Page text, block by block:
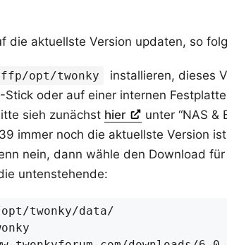
die aktuellste Version updaten, so
opt/twonky
installieren, dieses
oder auf einer internen
sieh zunächst hier
unter “NAS &
immer noch die aktuellste Version
nein, dann wähle den Download
untenstehende: